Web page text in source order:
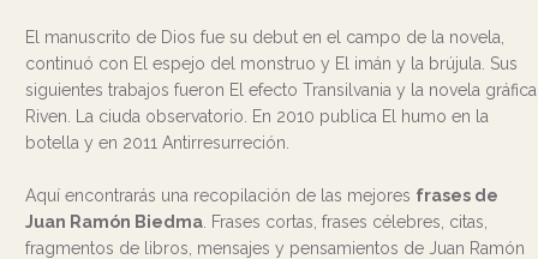
El manuscrito de Dios fue su debut en el campo de la novela,
continuó con El espejo del monstruo y El imán y la brújula. Sus
siguientes trabajos fueron El efecto Transilvania y la novela gráfica
Riven. La ciuda observatorio. En 2010 publica El humo en la
botella y en 2011 Antirresurreción.
Aquí encontrarás una recopilación de las mejores frases de
Juan Ramón Biedma . Frases cortas, frases célebres, citas,
fragmentos de libros, mensajes y pensamientos de Juan Ramón